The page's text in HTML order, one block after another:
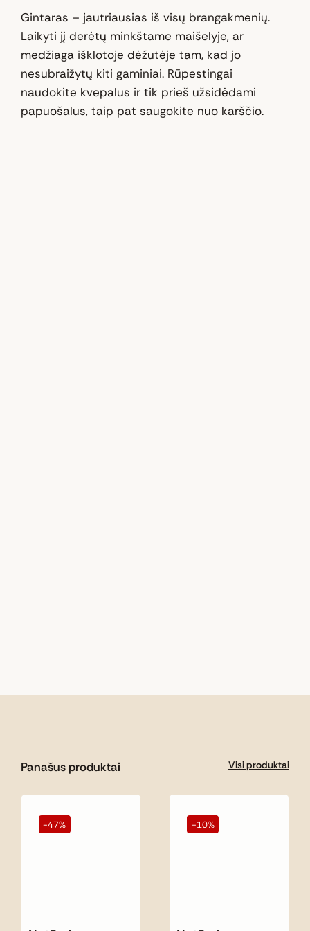
Gintaras – jautriausias iš visų brangakmenių.
Laikyti jį derėtų minkštame maišelyje, ar
medžiaga išklotoje dėžutėje tam, kad jo
nesubraižytų kiti gaminiai. Rūpestingai
naudokite kvepalus ir tik prieš užsidėdami
papuošalus, taip pat saugokite nuo karščio.
Panašus produktai Visi produktai
-47% -10%